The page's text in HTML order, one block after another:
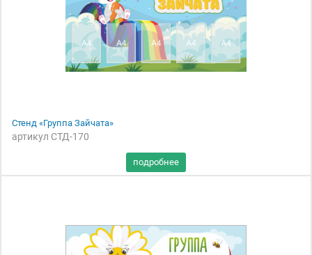
Стенд «Группа Зайчата»
артикул СТД-170